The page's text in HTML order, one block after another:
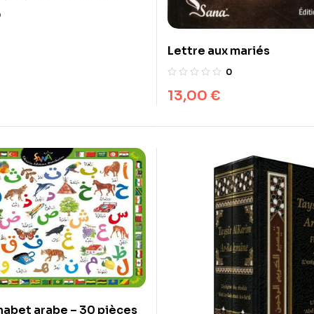
Lettre aux mariés
0
13,00 €
arabe – 30 pièces